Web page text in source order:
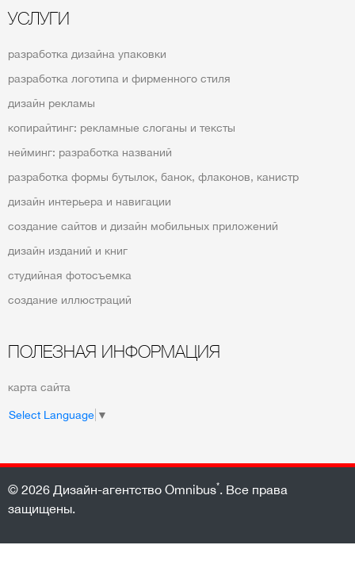
УСЛУГИ
разработка дизайна упаковки
разработка логотипа и фирменного стиля
дизайн рекламы
копирайтинг: рекламные слоганы и тексты
нейминг: разработка названий
разработка формы бутылок, банок, флаконов, канистр
дизайн интерьера и навигации
создание сайтов и дизайн мобильных приложений
дизайн изданий и книг
студийная фотосъемка
создание иллюстраций
ПОЛЕЗНАЯ ИНФОРМАЦИЯ
карта сайта
Select Language ▼
© 2026 Дизайн-агентство Omnibus*. Все права
защищены.